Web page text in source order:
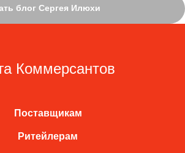
блог Сергея Илюхи
Коммерсантов
Поставщикам
Ритейлерам